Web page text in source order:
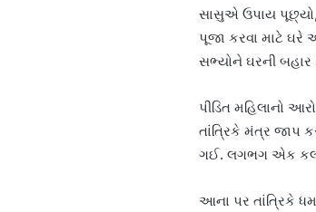
સાસુએ ઉપાય પૂછ્યો,
પૂજા કરવા માટે ઘરે
સભ્યોને ઘરની બહાર
પીડિત મહિલાનો
તાંત્રિકે મંત્ર જાપ
ગઈ. લગભગ એક
આના પર તાંત્રિકે